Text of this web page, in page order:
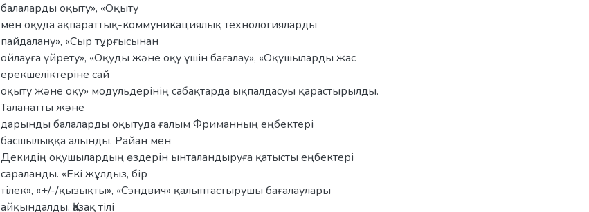
балаларды оқыту», «Оқыту
мен оқуда ақпараттық-коммуникациялық технологияларды
пайдалану», «Сыр тұрғысынан
ойлауға үйрету», «Оқуды жəне оқу үшін бағалау», «Оқушыларды жас
ерекшеліктеріне сай
оқыту жəне оқу» модульдерінің сабақтарда ықпалдасуы қарастырылды.
Таланатты жəне
дарынды балаларды оқытуда ғалым Фриманның еңбектері
басшылыққа алынды. Райан мен
Декидің оқушылардың өздерін ынталандыруға қатысты еңбектері
сараланды. «Екі жұлдыз, бір
тілек», «+/-/қызықты», «Сэндвич» қалыптастырушы бағалаулары
айқындалды. Қазақ тілі